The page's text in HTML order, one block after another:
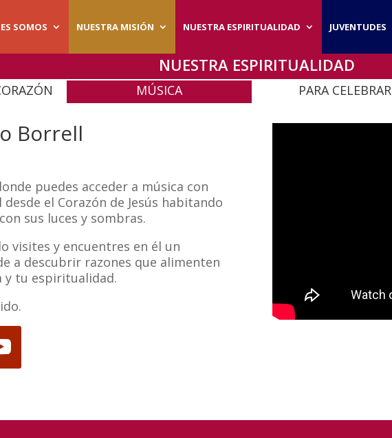
SOMOS NUESTRA MISIÓN NUESTRA ESPIRITUALIDAD JUVENTUDES
NUESTRA ESPIRITUALIDAD
MÚSICA PARA CELEBRAR
Borrell
puedes acceder a música con
el Corazón de Jesús habitando
sus luces y sombras.
visites y encuentres en él un
a descubrir razones que alimenten
y tu espiritualidad.